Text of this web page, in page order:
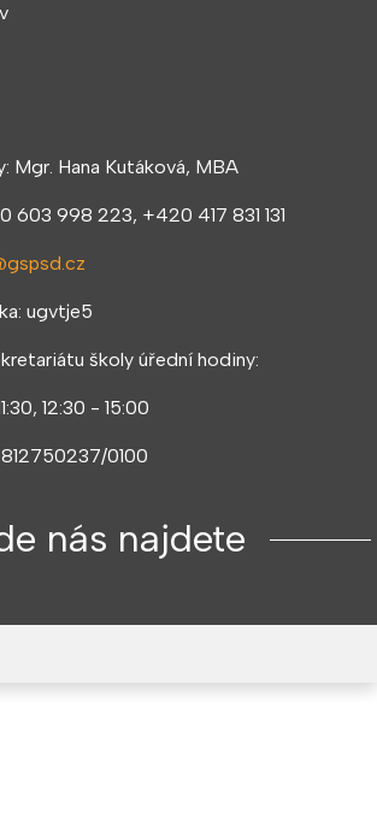
Mgr. Hana Kutáková, MBA
998 223, +420 417 831 131
ugvtje5
školy úřední hodiny:
12:30 - 15:00
0100
nás najdete